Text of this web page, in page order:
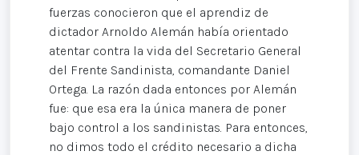
fuerzas conocieron que el aprendiz de
dictador Arnoldo Alemán había orientado
atentar contra la vida del Secretario General
del Frente Sandinista, comandante Daniel
Ortega. La razón dada entonces por Alemán
fue: que esa era la única manera de poner
bajo control a los sandinistas. Para entonces,
no dimos todo el crédito necesario a dicha